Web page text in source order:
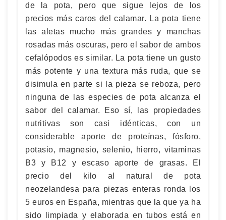
de la pota, pero que sigue lejos de los
precios más caros del calamar. La pota tiene
las aletas mucho más grandes y manchas
rosadas más oscuras, pero el sabor de ambos
cefalópodos es similar. La pota tiene un gusto
más potente y una textura más ruda, que se
disimula en parte si la pieza se reboza, pero
ninguna de las especies de pota alcanza el
sabor del calamar. Eso sí, las propiedades
nutritivas son casi idénticas, con un
considerable aporte de proteínas, fósforo,
potasio, magnesio, selenio, hierro, vitaminas
B3 y B12 y escaso aporte de grasas. El
precio del kilo al natural de pota
neozelandesa para piezas enteras ronda los
5 euros en España, mientras que la que ya ha
sido limpiada y elaborada en tubos está en